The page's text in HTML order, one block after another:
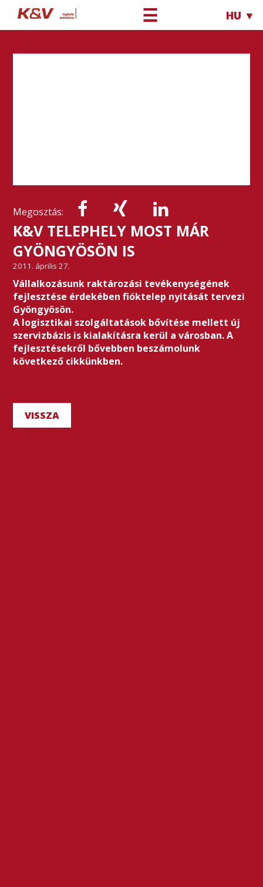
☰ HU ▼
Megosztás:
K&V TELEPHELY MOST MÁR
GYÖNGYÖSÖN IS
2011. április 27.
Vállalkozásunk raktározási tevékenységének
fejlesztése érdekében fióktelep nyitását tervezi
Gyöngyösön.
A logisztikai szolgáltatások bővítése mellett új
szervizbázis is kialakításra kerül a városban. A
fejlesztésekről bővebben beszámolunk
következő cikkünkben.
VISSZA